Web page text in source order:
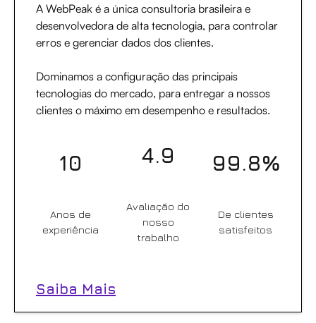
A WebPeak é a única consultoria brasileira e
desenvolvedora de alta tecnologia, para controlar
erros e gerenciar dados dos clientes.
Dominamos a configuração das principais
tecnologias do mercado, para entregar a nossos
clientes o máximo em desempenho e resultados.
10
Anos de
experiência
4.9
Avaliação do
nosso
trabalho
99.8%
De clientes
satisfeitos
Saiba Mais